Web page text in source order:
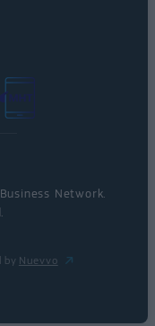
Network
by Nuevvo